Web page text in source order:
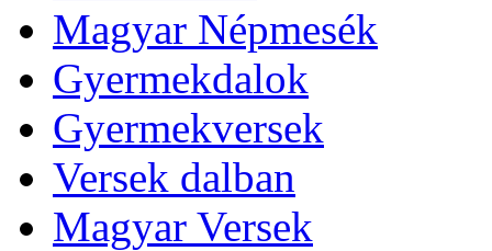
Magyar Népmesék
Gyermekdalok
Gyermekversek
Versek dalban
Magyar Versek